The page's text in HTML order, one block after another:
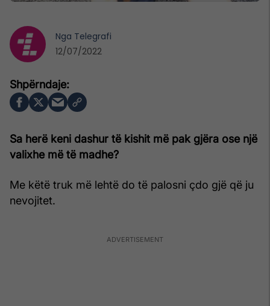
Sa herë keni dashur të kishit më pak gjëra ose një
valixhe më të madhe?
Me këtë truk më lehtë do të palosni çdo gjë që ju
nevojitet.
Nga Telegrafi
12/07/2022